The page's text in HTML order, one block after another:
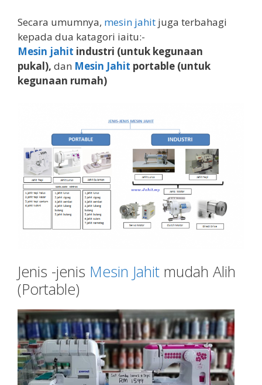
Secara umumnya, mesin jahit juga terbahagi
kepada dua katagori iaitu:-
Mesin jahit industri (untuk kegunaan
pukal), dan Mesin Jahit portable (untuk
kegunaan rumah)
Jenis -jenis Mesin Jahit mudah Alih
(Portable)